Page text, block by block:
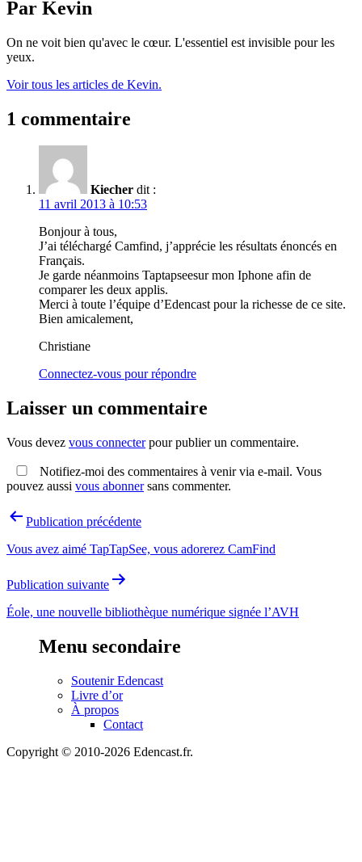
Par Kevin
On ne voit bien qu'avec le cœur. L'essentiel est invisible pour les
yeux.
Voir tous les articles de Kevin.
1 commentaire
Kiecher dit :
11 avril 2013 à 10:53
Bonjour à tous,
J’ai téléchargé Camfind, j’apprécie les résultats énoncés en
Français.
Je garde néanmoins Taptapseesur mon Iphone afin de
comparer les deux applis.
Merci à toute l’équipe d’Edencast pour la richesse de ce site.
Bien amicalement,
Christiane
Connectez-vous pour répondre
Laisser un commentaire
Vous devez vous connecterpour publier un commentaire.
Notifiez-moi des commentaires à venir via e-mail. Vous
pouvez aussi vous abonnersans commenter.
Navigation
l’article
Publication précédente
Vous avez aimé TapTapSee, vous adorerez CamFind
Publication suivante
Éole, une nouvelle bibliothèque numérique signée l’AVH
Menu secondaire
Soutenir Edencast
Livre d’or
À propos
Contact
Copyright © 2010-2026 Edencast.fr.